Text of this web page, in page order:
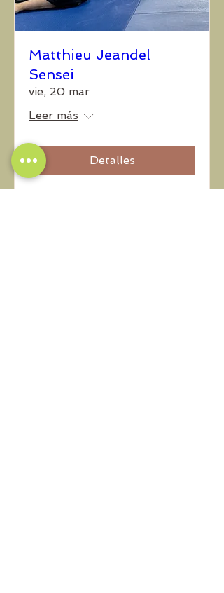
Matthieu Jeandel
Sensei
vie, 20 mar
Leer más
Detalles